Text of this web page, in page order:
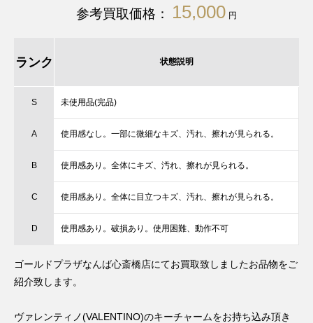
参考買取価格： 15,000 円
ランク 状態説明
S 未使用品(完品)
A 使用感なし。一部に微細なキズ、汚れ、擦れが見られる。
B 使用感あり。全体にキズ、汚れ、擦れが見られる。
C 使用感あり。全体に目立つキズ、汚れ、擦れが見られる。
D 使用感あり。破損あり。使用困難、動作不可
ゴールドプラザなんば心斎橋店にてお買取致しましたお品物をご
紹介致します。
ヴァレンティノ(VALENTINO)のキーチャームをお持ち込み頂き